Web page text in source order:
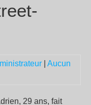
Aucun
29 ans, fait